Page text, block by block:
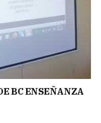
BC ENSEÑANZA